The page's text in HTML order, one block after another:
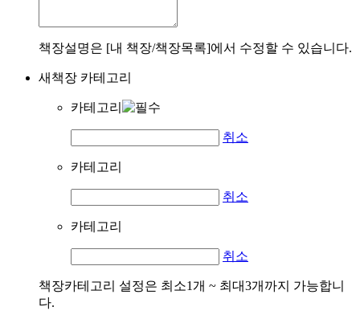
책장설명은 [내 책장/책장목록]에서 수정할 수 있습니다.
새책장 카테고리
카테고리
취소
카테고리
취소
카테고리
취소
책장카테고리 설정은 최소1개 ~ 최대3개까지 가능합니
다.